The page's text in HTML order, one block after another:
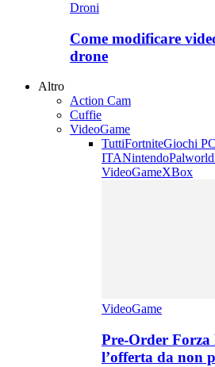
Droni
Come modificare
drone
Altro
Action Cam
Cuffie
VideoGame
TuttiFortniteGiochi PC
ITANintendoPalworld
VideoGameXBox
VideoGame
Pre-Order Forza
l’offerta da non